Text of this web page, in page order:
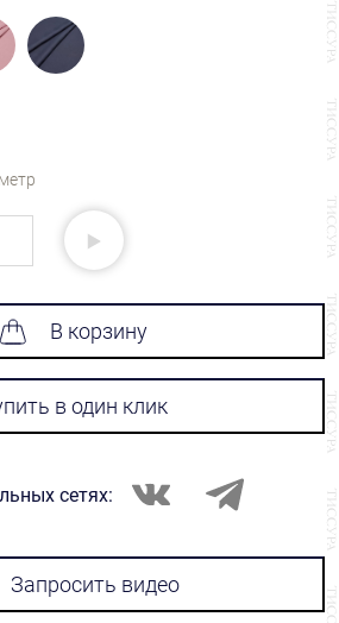
В корзину
в один клик
сетях:
Запросить видео